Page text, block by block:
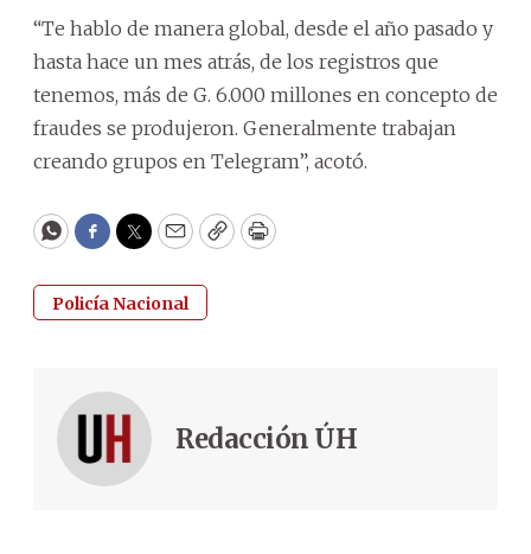
“Te hablo de manera global, desde el año pasado y
hasta hace un mes atrás, de los registros que
tenemos, más de G. 6.000 millones en concepto de
fraudes se produjeron. Generalmente trabajan
creando grupos en Telegram”, acotó.
WhatsApp
Facebook
Twitter
EmailCopyPrint
Policía Nacional
Redacción ÚH